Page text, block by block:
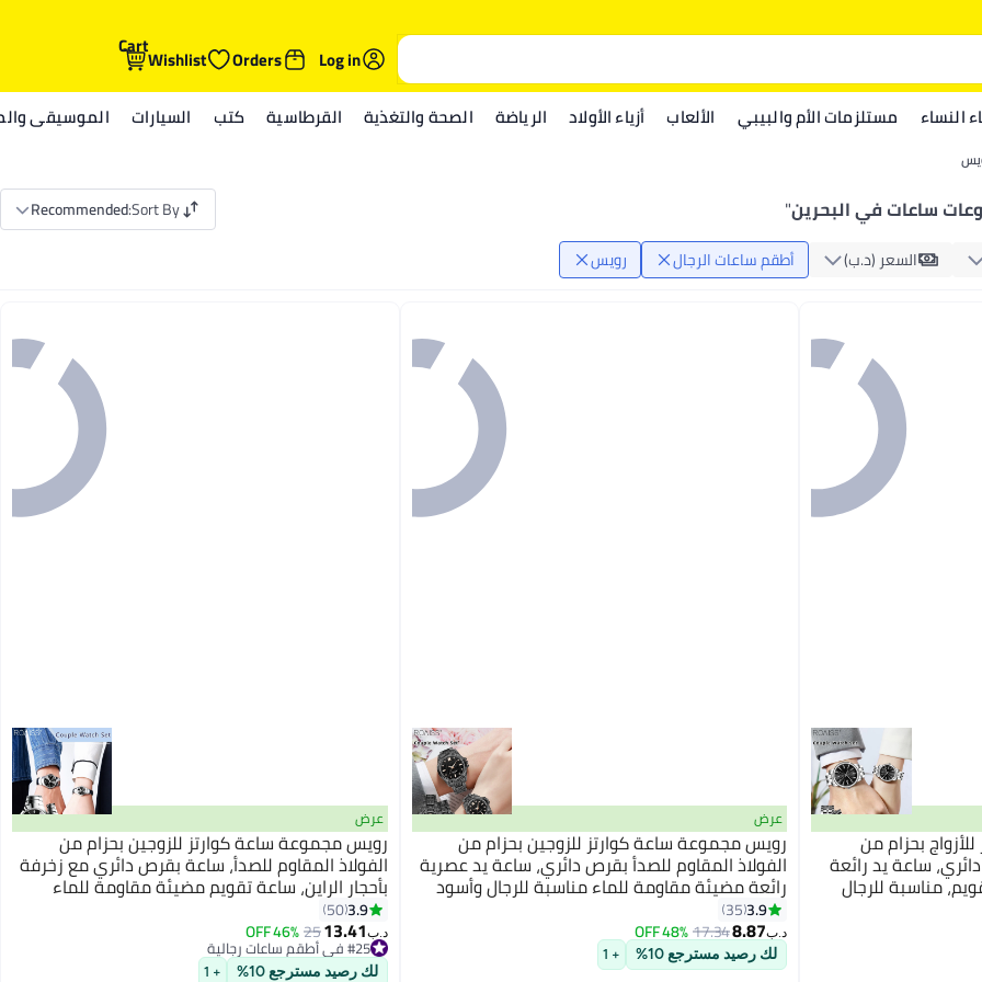
Log in
Orders
Wishlist
Cart
النساء مستلزمات الأم والبيبي الألعاب أزياء الأولاد الرياضة الصحة والتغذية القرطاسية كتب السيارات الموسيقى
ساعات في البحرين"
Sort By
:
Recommended
السعر (د.ب‏) أطقم ساعات الرجال رويس
بحزام من
ساعة يد رائعة
مناسبة للرجال
عرض
رويس مجموعة ساعة كوارتز للزوجين بحزام من
الفولاذ المقاوم للصدأ بقرص دائري، ساعة يد عصرية
رائعة مضيئة مقاومة للماء مناسبة للرجال وأسود
3.9
35
د.ب‏8.87
17.34
48% OFF
لك رصيد مسترجع 10% + 1
عرض
رويس مجموعة ساعة كوارتز للزوجين بحزام من
الفولاذ المقاوم للصدأ، ساعة بقرص دائري مع زخرفة
بأحجار الراين، ساعة تقويم مضيئة مقاومة للماء
هدية للرجال والنساء
3.9
50
د.ب‏13.41
25
46% OFF
#25 في أطقم ساعات رجالية
#25 في أطقم ساعات رجالية
لك رصيد مسترجع 10% + 1